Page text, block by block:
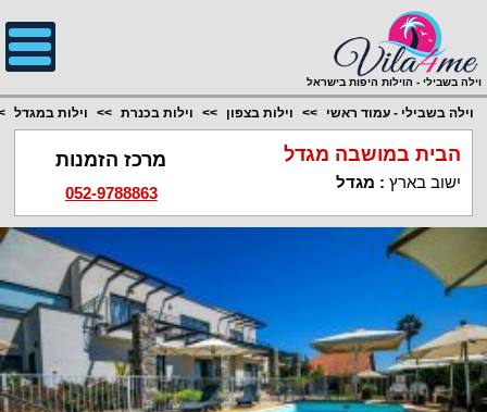
וילה בשבילי - הוילות היפות בישראל
וילה בשבילי - עמוד ראשי וילות בצפון וילות בכנרת וילות במגדל
הבית במושבה מגדל
ישוב בארץ : מגדל
מרכז הזמנות
052-9788863